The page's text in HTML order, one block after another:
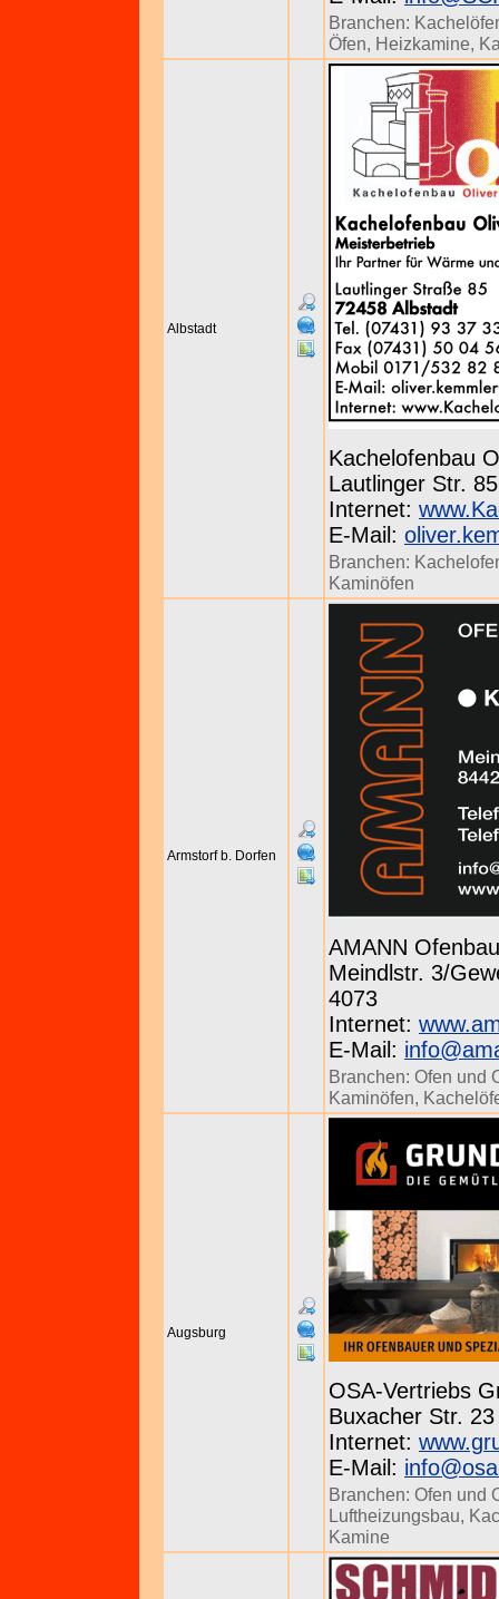
Branchen:
Öfen, Heizkamine,
Albstadt
Kachelofenbau
Lautlinger Str.
Internet:
E-Mail:
Branchen:
Kaminöfen
Armstorf b. Dorfen
AMANN
Meindlstr. 3/
4073
Internet:
E-Mail:
Branchen: Ofen und
Kaminöfen,
Augsburg
OSA-Vertriebs
Buxacher Str.
Internet:
E-Mail:
Branchen: Ofen und
Luftheizungsbau,
Kamine